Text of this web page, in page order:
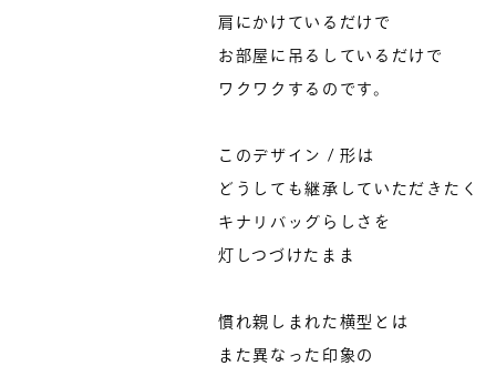
肩にかけているだけで
お部屋に吊るしているだけで
ワクワクするのです。
このデザイン / 形は
どうしても継承していただきたく
キナリバッグらしさを
灯しつづけたまま
慣れ親しまれた横型とは
また異なった印象の